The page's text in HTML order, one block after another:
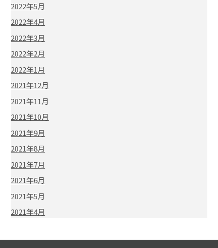
2022年5月
2022年4月
2022年3月
2022年2月
2022年1月
2021年12月
2021年11月
2021年10月
2021年9月
2021年8月
2021年7月
2021年6月
2021年5月
2021年4月